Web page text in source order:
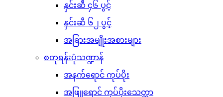
နှင်းဆီ ၄၆ ပွင့်
နှင်းဆီ ၆၂ ပွင့်
အခြားအမျိုးအစားများ
စတုရန်းပုံသဏ္ဍာန်
အနက်ရောင် ကုပ်ပိုး
အဖြူရောင် ကုပ်ပိုးသေတ္တာ